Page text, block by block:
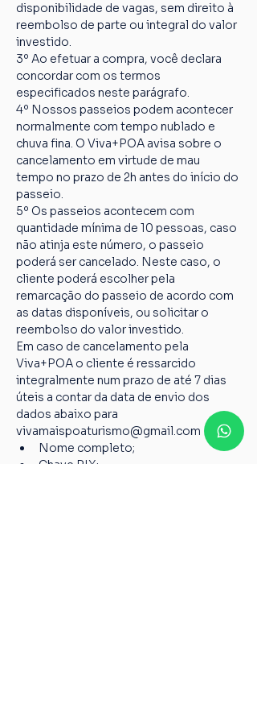
disponibilidade de vagas, sem direito à
reembolso de parte ou integral do valor
investido.
3º Ao efetuar a compra, você declara
concordar com os termos
especificados neste parágrafo.
4º Nossos passeios podem acontecer
normalmente com tempo nublado e
chuva fina. O Viva+POA avisa sobre o
cancelamento em virtude de mau
tempo no prazo de 2h antes do início do
passeio.
5º Os passeios acontecem com
quantidade mínima de 10 pessoas, caso
não atinja este número, o passeio
poderá ser cancelado. Neste caso, o
cliente poderá escolher pela
remarcação do passeio de acordo com
as datas disponíveis, ou solicitar o
reembolso do valor investido.
Em caso de cancelamento pela
Viva+POA o cliente é ressarcido
integralmente num prazo de até 7 dias
úteis a contar da data de envio dos
dados abaixo para
vivamaispoaturismo@gmail.com
Nome completo;
Chave PIX;